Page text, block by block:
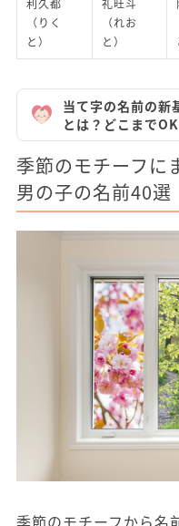
利久都
（りく
と）
礼旺斗
（れお
と）
当て字の名前の新
とは？どこまで
季節のモチーフに
男の子の名前40選